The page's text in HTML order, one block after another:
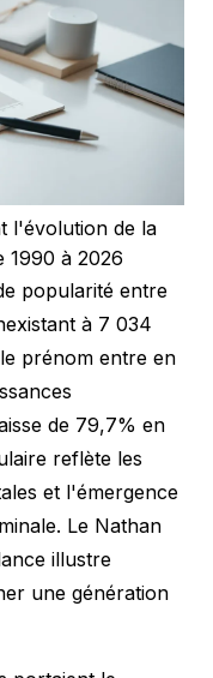
l'évolution de la
1990 à 2026
popularité entre
à 7 034
prénom entre en
de 79,7% en
reflète les
et l'émergence
Le Nathan
illustre
une génération